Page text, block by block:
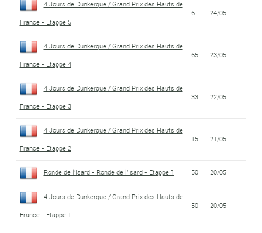
4 Jours de Dunkerque / Grand Prix des Hauts de
France - Etappe 5
6 24/05
4 Jours de Dunkerque / Grand Prix des Hauts de
France - Etappe 4
65 23/05
4 Jours de Dunkerque / Grand Prix des Hauts de
France - Etappe 3
33 22/05
4 Jours de Dunkerque / Grand Prix des Hauts de
France - Etappe 2
15 21/05
Ronde de l'Isard - Ronde de l'Isard - Etappe 1 50 20/05
4 Jours de Dunkerque / Grand Prix des Hauts de
France - Etappe 1
50 20/05